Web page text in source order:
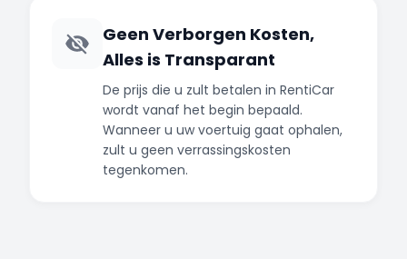
Geen Verborgen Kosten,
Alles is Transparant
De prijs die u zult betalen in RentiCar
wordt vanaf het begin bepaald.
Wanneer u uw voertuig gaat ophalen,
zult u geen verrassingskosten
tegenkomen.